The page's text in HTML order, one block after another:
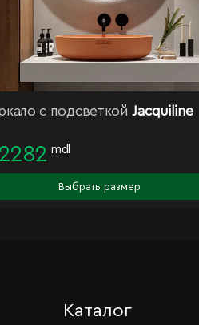
с подсветкой Jacquiline
2282 mdl
Выбрать размер
Каталог